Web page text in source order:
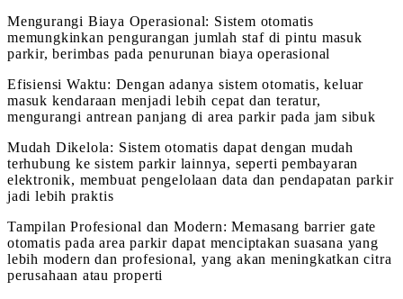
Mengurangi Biaya Operasional: Sistem otomatis
memungkinkan pengurangan jumlah staf di pintu masuk
parkir, berimbas pada penurunan biaya operasional
Efisiensi Waktu: Dengan adanya sistem otomatis, keluar
masuk kendaraan menjadi lebih cepat dan teratur,
mengurangi antrean panjang di area parkir pada jam sibuk
Mudah Dikelola: Sistem otomatis dapat dengan mudah
terhubung ke sistem parkir lainnya, seperti pembayaran
elektronik, membuat pengelolaan data dan pendapatan parkir
jadi lebih praktis
Tampilan Profesional dan Modern: Memasang barrier gate
otomatis pada area parkir dapat menciptakan suasana yang
lebih modern dan profesional, yang akan meningkatkan citra
perusahaan atau properti